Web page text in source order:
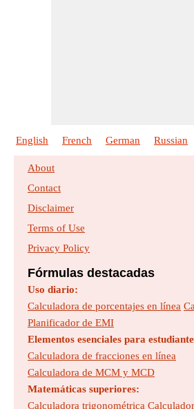
English French German Russian
About
Contact
Disclaimer
Terms of Use
Privacy Policy
Fórmulas destacadas
Uso diario:
Calculadora de porcentajes en línea
Planificador de EMI
Elementos esenciales para
Calculadora de fracciones en línea
Calculadora de MCM y MCD
Matemáticas superiores:
Calculadora trigonométrica